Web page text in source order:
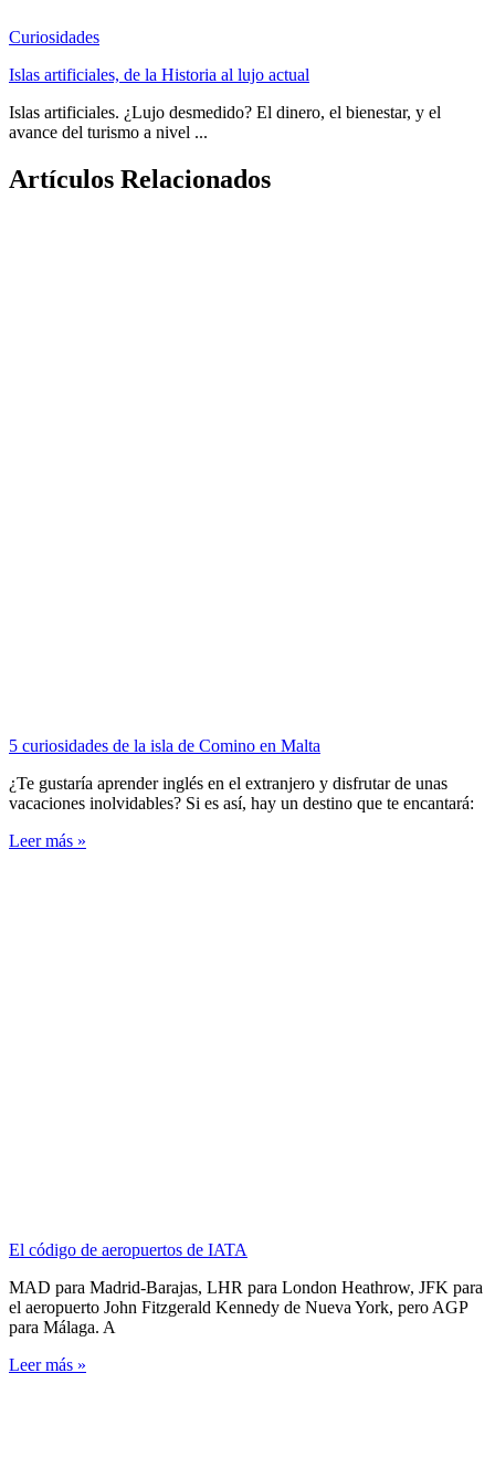
Curiosidades
Islas artificiales, de la Historia al lujo actual
Islas artificiales. ¿Lujo desmedido? El dinero, el bienestar, y el
avance del turismo a nivel ...
Artículos Relacionados
5 curiosidades de la isla de Comino en Malta
¿Te gustaría aprender inglés en el extranjero y disfrutar de unas
vacaciones inolvidables? Si es así, hay un destino que te encantará:
Leer más »
El código de aeropuertos de IATA
MAD para Madrid-Barajas, LHR para London Heathrow, JFK para
el aeropuerto John Fitzgerald Kennedy de Nueva York, pero AGP
para Málaga. A
Leer más »